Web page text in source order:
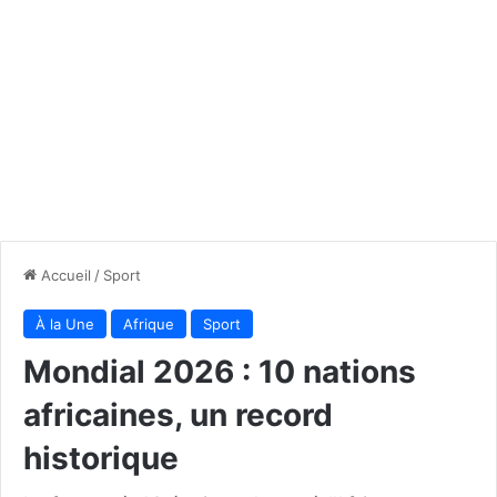
Accueil / Sport
À la Une Afrique Sport
Mondial 2026 : 10 nations
africaines, un record
historique